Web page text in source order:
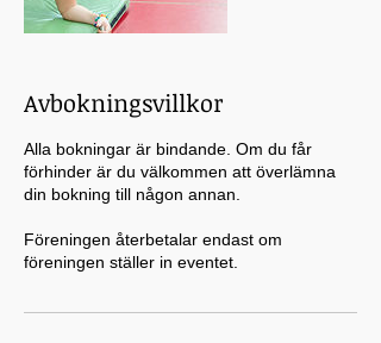
Avbokningsvillkor
Alla bokningar är bindande. Om du får
förhinder är du välkommen att överlämna
din bokning till någon annan.
Föreningen återbetalar endast om
föreningen ställer in eventet.